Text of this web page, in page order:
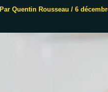
Par Quentin Rousseau / 6